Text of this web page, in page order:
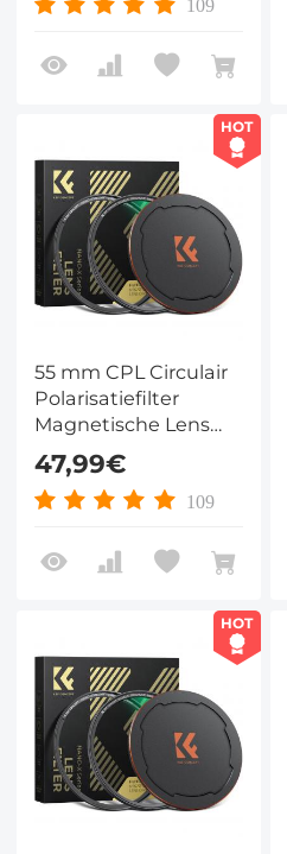
Antireflecterend109
HOT
55 mm CPL Circulair
Polarisatiefilter
Magnetische Lens
Filter HD Waterdicht
Anti Kras
Antireflecterend
47,99€
109
HOT